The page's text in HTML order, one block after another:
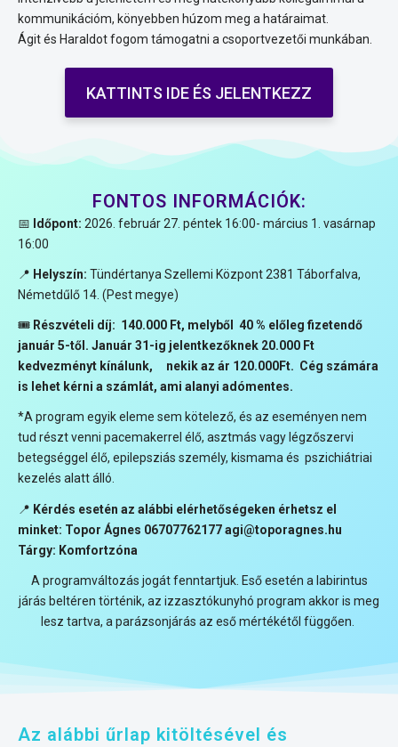
kommunikációm, könyebben húzom meg a határaimat.
Ágit és Haraldot fogom támogatni a csoportvezetői munkában.
KATTINTS IDE ÉS JELENTKEZZ
FONTOS INFORMÁCIÓK:
📅 Időpont: 2026. február 27. péntek 16:00- március 1. vasárnap
16:00
📍 Helyszín: Tündértanya Szellemi Központ 2381 Táborfalva,
Németdűlő 14. (Pest megye)
🎟 Részvételi díj: 140.000 Ft, melyből 40 % előleg fizetendő
január 5-től. Január 31-ig jelentkezőknek 20.000 Ft
kedvezményt kínálunk, nekik az ár 120.000Ft. Cég számára
is lehet kérni a számlát, ami alanyi adómentes.
*A program egyik eleme sem kötelező, és az eseményen nem
tud részt venni pacemakerrel élő, asztmás vagy légzőszervi
betegséggel élő, epilepsziás személy, kismama és pszichiátriai
kezelés alatt álló.
📍 Kérdés esetén az alábbi elérhetőségeken érhetsz el
minket: Topor Ágnes 06707762177 agi@toporagnes.hu
Tárgy: Komfortzóna
A programváltozás jogát fenntartjuk. Eső esetén a labirintus
járás beltéren történik, az izzasztókunyhó program akkor is meg
lesz tartva, a parázsonjárás az eső mértékétől függően.
Az alábbi űrlap kitöltésével és